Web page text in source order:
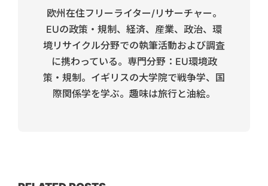
欧州在住フリーライター/リサーチャー。
EUの政策・規制、経済、産業、政治、環
境リサイクル分野での執筆活動および調査
に携わっている。専門分野：EU環境政
策・規制。イギリスの大学院で戦争学、国
際関係学を学ぶ。趣味は旅行と油絵。